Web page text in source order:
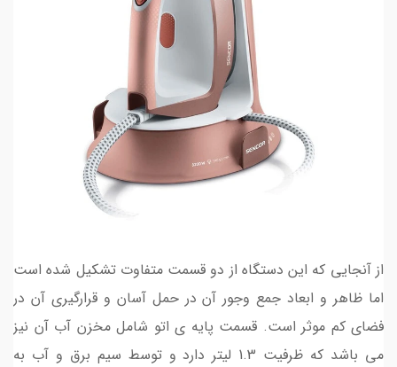
از آنجایی که این دستگاه از دو قسمت متفاوت تشکیل شده است
اما ظاهر و ابعاد جمع وجور آن در حمل آسان و قرارگیری آن در
فضای کم موثر است. قسمت پایه ی اتو شامل مخزن آب آن نیز
می باشد که ظرفیت 1.3 لیتر دارد و توسط سیم برق و آب به